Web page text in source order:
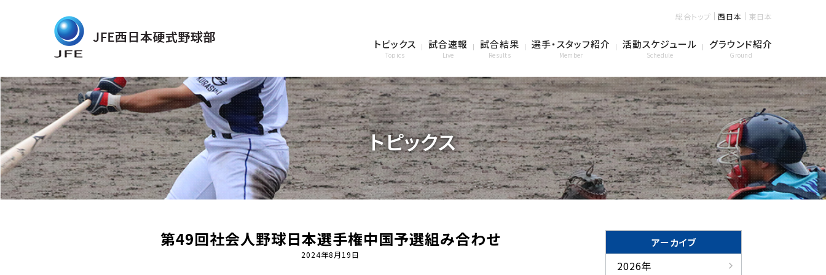
総合トップ 西日本 東日本
トピックス
Topics
試合速報
Live
試合結果
Results
選手・スタッフ紹介
Member
活動スケジュール
Schedule
グラウンド紹介
Ground
トピックス
第49回社会人野球日本選手権中国予選組み合わせ
2024年8月19日
アーカイブ
2026年